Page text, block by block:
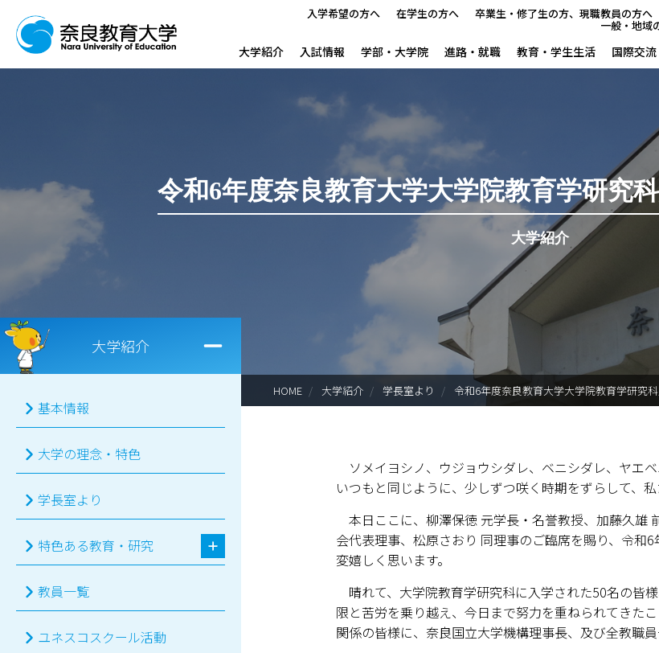
入学希望の方へ 在学生の方へ 卒業生・修了生の方、現職教員の方へ
一般・地域
大学紹介 入試情報 学部・大学院 進路・就職 教育・学生生活 国際交
在学生の方へ
卒業生・修了生
自治体・企業の
教職員の方へ
入試情報
教育・学生生活
国際交流・留学
奈良国立大学機
令和6年度奈良教育大学大学院教育学研究
大学紹介
HOME 大学紹介 学長室より 令和6年度奈良教育大学大学院教育学研究科
大学紹介
基本情報
大学の理念・特色
学長室より
特色ある教育・研究
教員一覧
ユネスコスクール活動
ソメイヨシノ、ウジョウシダレ、ベニシダレ、ヤエ
いつもと同じように、少しずつ咲く時期をずらして、
本日ここに、柳澤保徳 元学長・名誉教授、加藤久雄
会代表理事、松原さおり 同理事のご臨席を賜り、令和
変嬉しく思います。
晴れて、大学院教育学研究科に入学された50名の皆
限と苦労を乗り越え、今日まで努力を重ねられてきた
関係の皆様に、奈良国立大学機構理事長、及び全教職